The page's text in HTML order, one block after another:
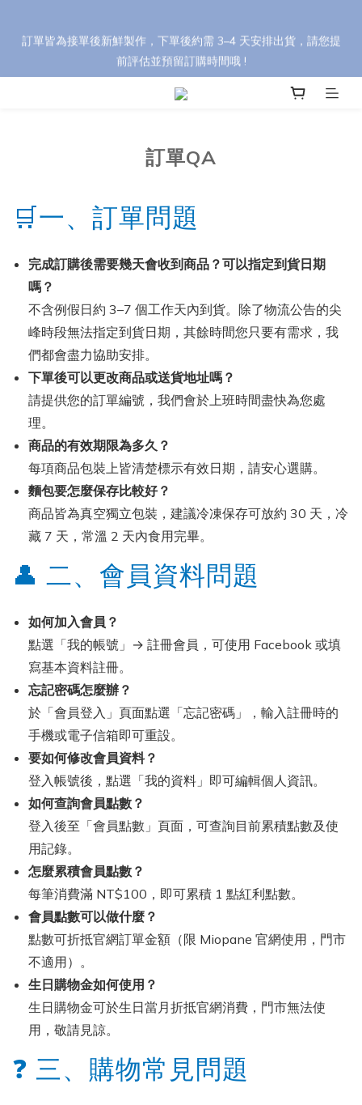
折（刷卡最高優惠）。 輸入折扣碼 【YH88】，依活動辦法享最高
85 折優惠！
前評估並預留訂購時間哦 !
🎁 【中秋禮盒訂購優惠】 任選 8 盒以上享 95 折，30 盒以上享 9
訂單QA
🛒一、訂單問題
完成訂購後需要幾天會收到商品？可以指定到貨日期
嗎？
不含例假日約 3–7 個工作天內到貨。除了物流公告的尖
峰時段無法指定到貨日期，其餘時間您只要有需求，我
們都會盡力協助安排。
下單後可以更改商品或送貨地址嗎？
請提供您的訂單編號，我們會於上班時間盡快為您處
理。
商品的有效期限為多久？
每項商品包裝上皆清楚標示有效日期，請安心選購。
麵包要怎麼保存比較好？
商品皆為真空獨立包裝，建議冷凍保存可放約 30 天，冷
藏 7 天，常溫 2 天內食用完畢。
👤 二、會員資料問題
如何加入會員？
點選「我的帳號」→ 註冊會員，可使用 Facebook 或填
寫基本資料註冊。
忘記密碼怎麼辦？
於「會員登入」頁面點選「忘記密碼」，輸入註冊時的
手機或電子信箱即可重設。
要如何修改會員資料？
登入帳號後，點選「我的資料」即可編輯個人資訊。
如何查詢會員點數？
登入後至「會員點數」頁面，可查詢目前累積點數及使
用記錄。
怎麼累積會員點數？
每筆消費滿 NT$100，即可累積 1 點紅利點數。
會員點數可以做什麼？
點數可折抵官網訂單金額（限 Miopane 官網使用，門市
不適用）。
生日購物金如何使用？
生日購物金可於生日當月折抵官網消費，門市無法使
用，敬請見諒。
❓ 三、購物常見問題